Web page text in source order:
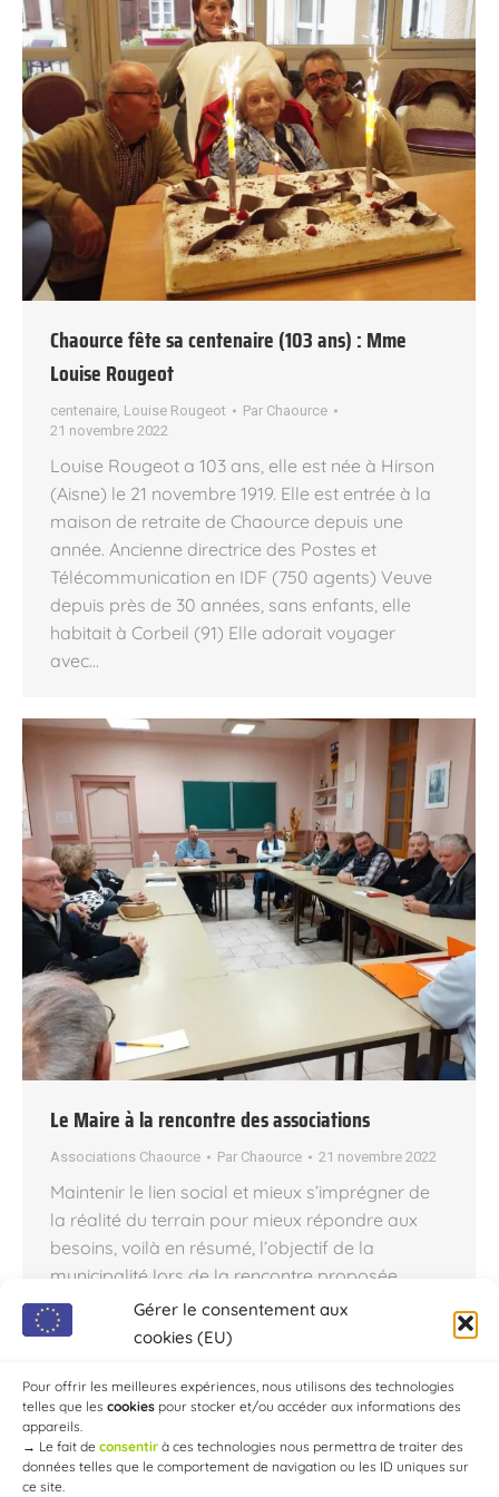
Gérer le consentement aux
cookies (EU)
Pour offrir les meilleures expériences, nous utilisons des technologies
telles que les cookies pour stocker et/ou accéder aux informations des
appareils.
→ Le fait de consentir à ces technologies nous permettra de traiter des
données telles que le comportement de navigation ou les ID uniques sur
ce site.
Chaource fête sa centenaire (103 ans) : Mme
Louise Rougeot
centenaire Louise Rougeot Par Chaource
21 novembre 2022
Louise Rougeot a 103 ans, elle est née à Hirson
(Aisne) le 21 novembre 1919. Elle est entrée à la
maison de retraite de Chaource depuis une
année. Ancienne directrice des Postes et
Télécommunication en IDF (750 agents) Veuve
depuis près de 30 années, sans enfants, elle
habitait à Corbeil (91) Elle adorait voyager
avec…
Le Maire à la rencontre des associations
Associations Chaource Par Chaource 21 novembre 2022
Maintenir le lien social et mieux s’imprégner de
la réalité du terrain pour mieux répondre aux
besoins, voilà en résumé, l’objectif de la
municipalité lors de la rencontre proposée.
« C’était un contact attendu ! » Lors de ce
premier rendez-vous, Florent Hurpeau, s’est
qui représente, selon lui, « un engagement…